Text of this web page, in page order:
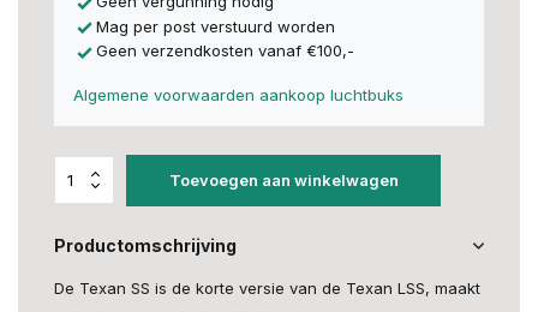
Mag per post verstuurd worden
Geen verzendkosten vanaf €100,-
Algemene voorwaarden aankoop luchtbuks
Toevoegen aan winkelwagen
Productomschrijving
De Texan SS is de korte versie van de Texan LSS, maakt